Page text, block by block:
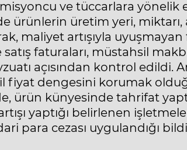
ve tüccarlara yönelik
ürünlerin üretim yeri, miktarı,
maliyet artışıyla
satış faturaları, müstahsil
açısından kontrol edildi.
fiyat dengesini korumak
ürün künyesinde tahrifat
yaptığı belirlenen
para cezası uygulandığı